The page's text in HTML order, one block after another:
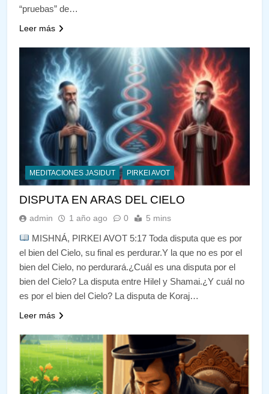
“pruebas” de…
Leer más
MEDITACIONES JASIDUT PIRKEI AVOT
DISPUTA EN ARAS DEL CIELO
admin 1 año ago 0 5 mins
MISHNÁ, PIRKEI AVOT 5:17 Toda disputa que es por
el bien del Cielo, su final es perdurar.Y la que no es por el
bien del Cielo, no perdurará.¿Cuál es una disputa por el
bien del Cielo? La disputa entre Hilel y Shamai.¿Y cuál no
es por el bien del Cielo? La disputa de Koraj…
Leer más